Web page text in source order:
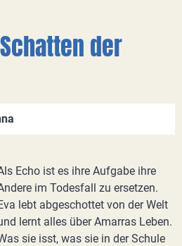
der
Echo ist es ihre Aufgabe ihre
im Todesfall zu ersetzen.
lebt abgeschottet von der Welt
lernt alles über Amarras Leben.
sie isst, was sie in der Schule